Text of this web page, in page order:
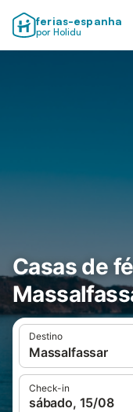
ferias-espanha
por Holidu
Casas de
Destino
Massalfassar
Check-in
sábado, 15/08